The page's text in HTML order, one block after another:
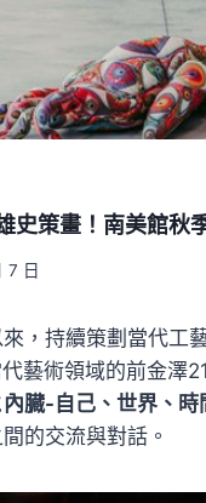
史策畫！南美館秋
7 日
，持續策劃當代工
藝術領域的前金澤
臓-自己、世界、時
的交流與對話。